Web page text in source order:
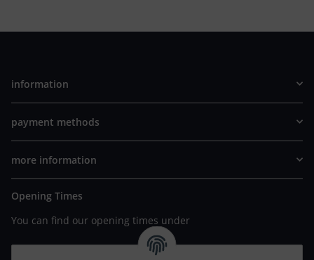
information
payment methods
more information
Opening Times
You can find our opening times under
https://www.wannavapor.de/Filialen